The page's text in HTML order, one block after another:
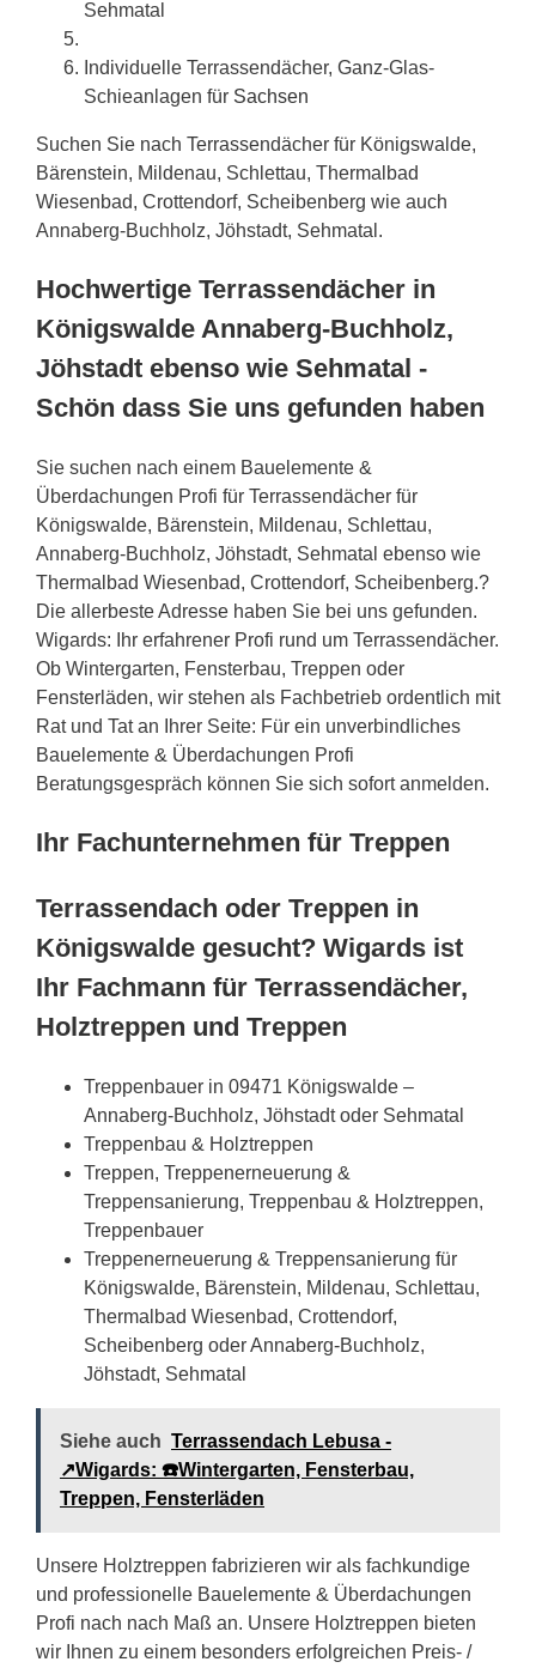
Sehmatal
Individuelle Terrassendächer, Ganz-Glas-
Schieanlagen für Sachsen
Suchen Sie nach Terrassendächer für Königswalde,
Bärenstein, Mildenau, Schlettau, Thermalbad
Wiesenbad, Crottendorf, Scheibenberg wie auch
Annaberg-Buchholz, Jöhstadt, Sehmatal.
Hochwertige Terrassendächer in
Königswalde Annaberg-Buchholz,
Jöhstadt ebenso wie Sehmatal -
Schön dass Sie uns gefunden haben
Sie suchen nach einem Bauelemente &
Überdachungen Profi für Terrassendächer für
Königswalde, Bärenstein, Mildenau, Schlettau,
Annaberg-Buchholz, Jöhstadt, Sehmatal ebenso wie
Thermalbad Wiesenbad, Crottendorf, Scheibenberg.?
Die allerbeste Adresse haben Sie bei uns gefunden.
Wigards: Ihr erfahrener Profi rund um Terrassendächer.
Ob Wintergarten, Fensterbau, Treppen oder
Fensterläden, wir stehen als Fachbetrieb ordentlich mit
Rat und Tat an Ihrer Seite: Für ein unverbindliches
Bauelemente & Überdachungen Profi
Beratungsgespräch können Sie sich sofort anmelden.
Ihr Fachunternehmen für Treppen
Terrassendach oder Treppen in
Königswalde gesucht? Wigards ist
Ihr Fachmann für Terrassendächer,
Holztreppen und Treppen
Treppenbauer in 09471 Königswalde –
Annaberg-Buchholz, Jöhstadt oder Sehmatal
Treppenbau & Holztreppen
Treppen, Treppenerneuerung &
Treppensanierung, Treppenbau & Holztreppen,
Treppenbauer
Treppenerneuerung & Treppensanierung für
Königswalde, Bärenstein, Mildenau, Schlettau,
Thermalbad Wiesenbad, Crottendorf,
Scheibenberg oder Annaberg-Buchholz,
Jöhstadt, Sehmatal
Siehe auch Terrassendach Lebusa -
↗️Wigards: ☎️Wintergarten, Fensterbau,
Treppen, Fensterläden
Unsere Holztreppen fabrizieren wir als fachkundige
und professionelle Bauelemente & Überdachungen
Profi nach nach Maß an. Unsere Holztreppen bieten
wir Ihnen zu einem besonders erfolgreichen Preis- /